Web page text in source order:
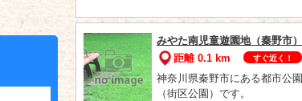
みやた南児童遊園地（秦野市）
距離 0.1 km
すぐ近く！
神奈川県秦野市にある都市公園
（街区公園）です。